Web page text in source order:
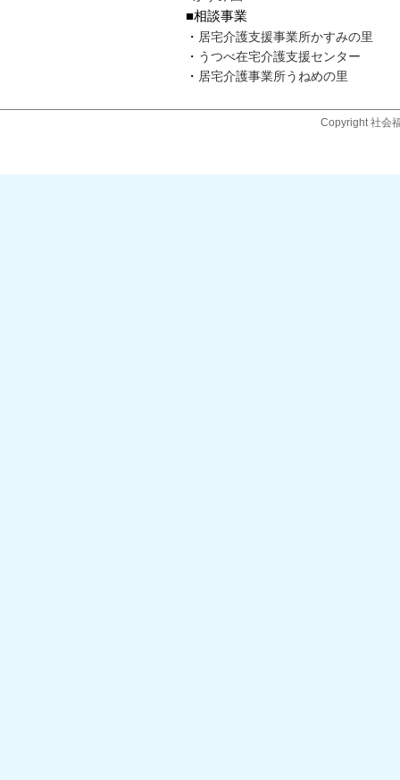
■相談事業
・ 居宅介護支援事業所かすみの里
・ うつべ在宅介護支援センター
・ 居宅介護事業所うねめの里
Copyright 社会